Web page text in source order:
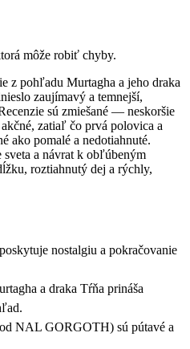
môže robiť chyby.
z pohľadu Murtagha a jeho draka
zaujímavý a temnejší,
sú zmiešané — neskoršie
zatiaľ čo prvá polovica a
ako pomalé a nedotiahnuté.
a návrat k obľúbeným
roztiahnutý dej a rýchly,
nostalgiu a pokračovanie
a draka Tŕňa prináša
NAL GORGOTH) sú pútavé a